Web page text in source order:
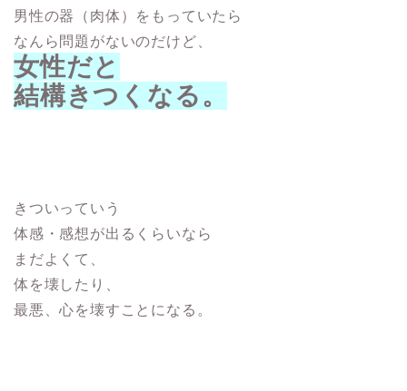
男性の器（肉体）をもっていたら
なんら問題がないのだけど、
女性だと
結構きつくなる。
きついっていう
体感・感想が出るくらいなら
まだよくて、
体を壊したり、
最悪、心を壊すことになる。